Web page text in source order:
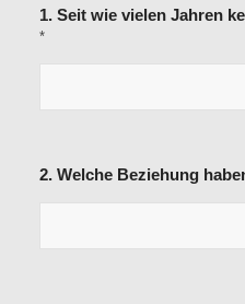
1. Seit wie vielen Jahren
*
2. Welche Beziehung